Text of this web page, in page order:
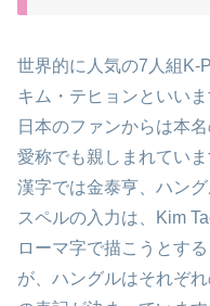
世界的に人気の7人組K-
キム・テヒョンといいま
日本のファンからは本
愛称でも親しまれていま
漢字では金泰亨、ハン
スペルの入力は、Kim
ローマ字で描こうとす
が、ハングルはそれぞ